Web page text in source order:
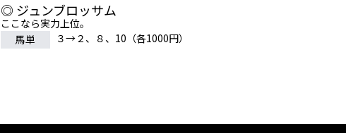
◎ ジュンブロッサム
ここなら実力上位。
馬単
３→２、８、10（各1000円）